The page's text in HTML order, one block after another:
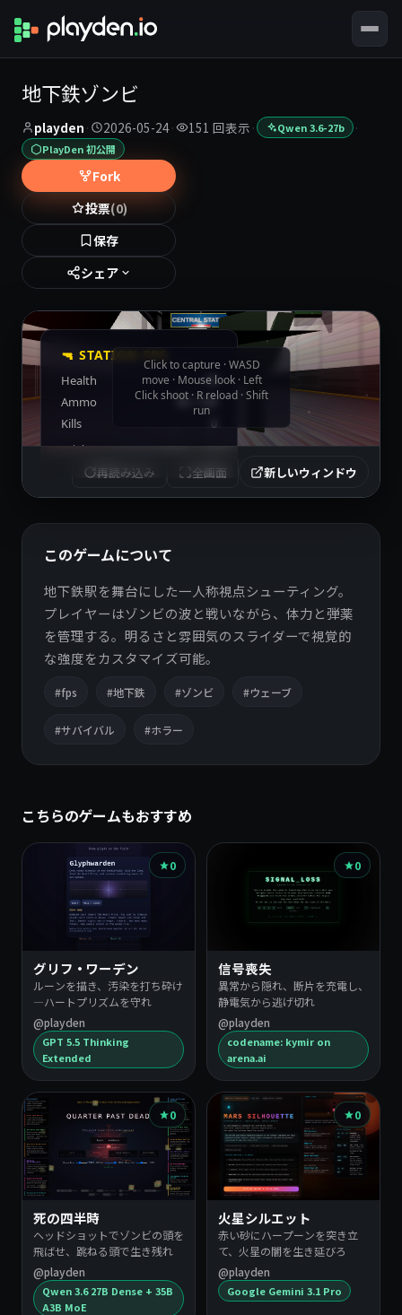
地下鉄ゾンビ
playden · 2026-05-24· 151 回表示 · Qwen 3.6-27b ·
PlayDen 初公開
Fork
投票(0)
保存
シェア
再読み込み 全画面 新しいウィンドウ
このゲームについて
地下鉄駅を舞台にした一人称視点シューティング。
プレイヤーはゾンビの波と戦いながら、体力と弾薬
を管理する。明るさと雰囲気のスライダーで視覚的
な強度をカスタマイズ可能。
#fps #地下鉄 #ゾンビ #ウェーブ
#サバイバル #ホラー
こちらのゲームもおすすめ
0
グリフ・ワーデン
ルーンを描き、汚染を打ち砕け
―ハートプリズムを守れ
@playden
GPT 5.5 Thinking
Extended
0
信号喪失
異常から隠れ、断片を充電し、
静電気から逃げ切れ
@playden
codename: kymir on
arena.ai
0
死の四半時
ヘッドショットでゾンビの頭を
飛ばせ、跳ねる頭で生き残れ
@playden
Qwen 3.6 27B Dense + 35B
A3B MoE
0
火星シルエット
赤い砂にハープーンを突き立
て、火星の闇を生き延びろ
@playden
Google Gemini 3.1 Pro